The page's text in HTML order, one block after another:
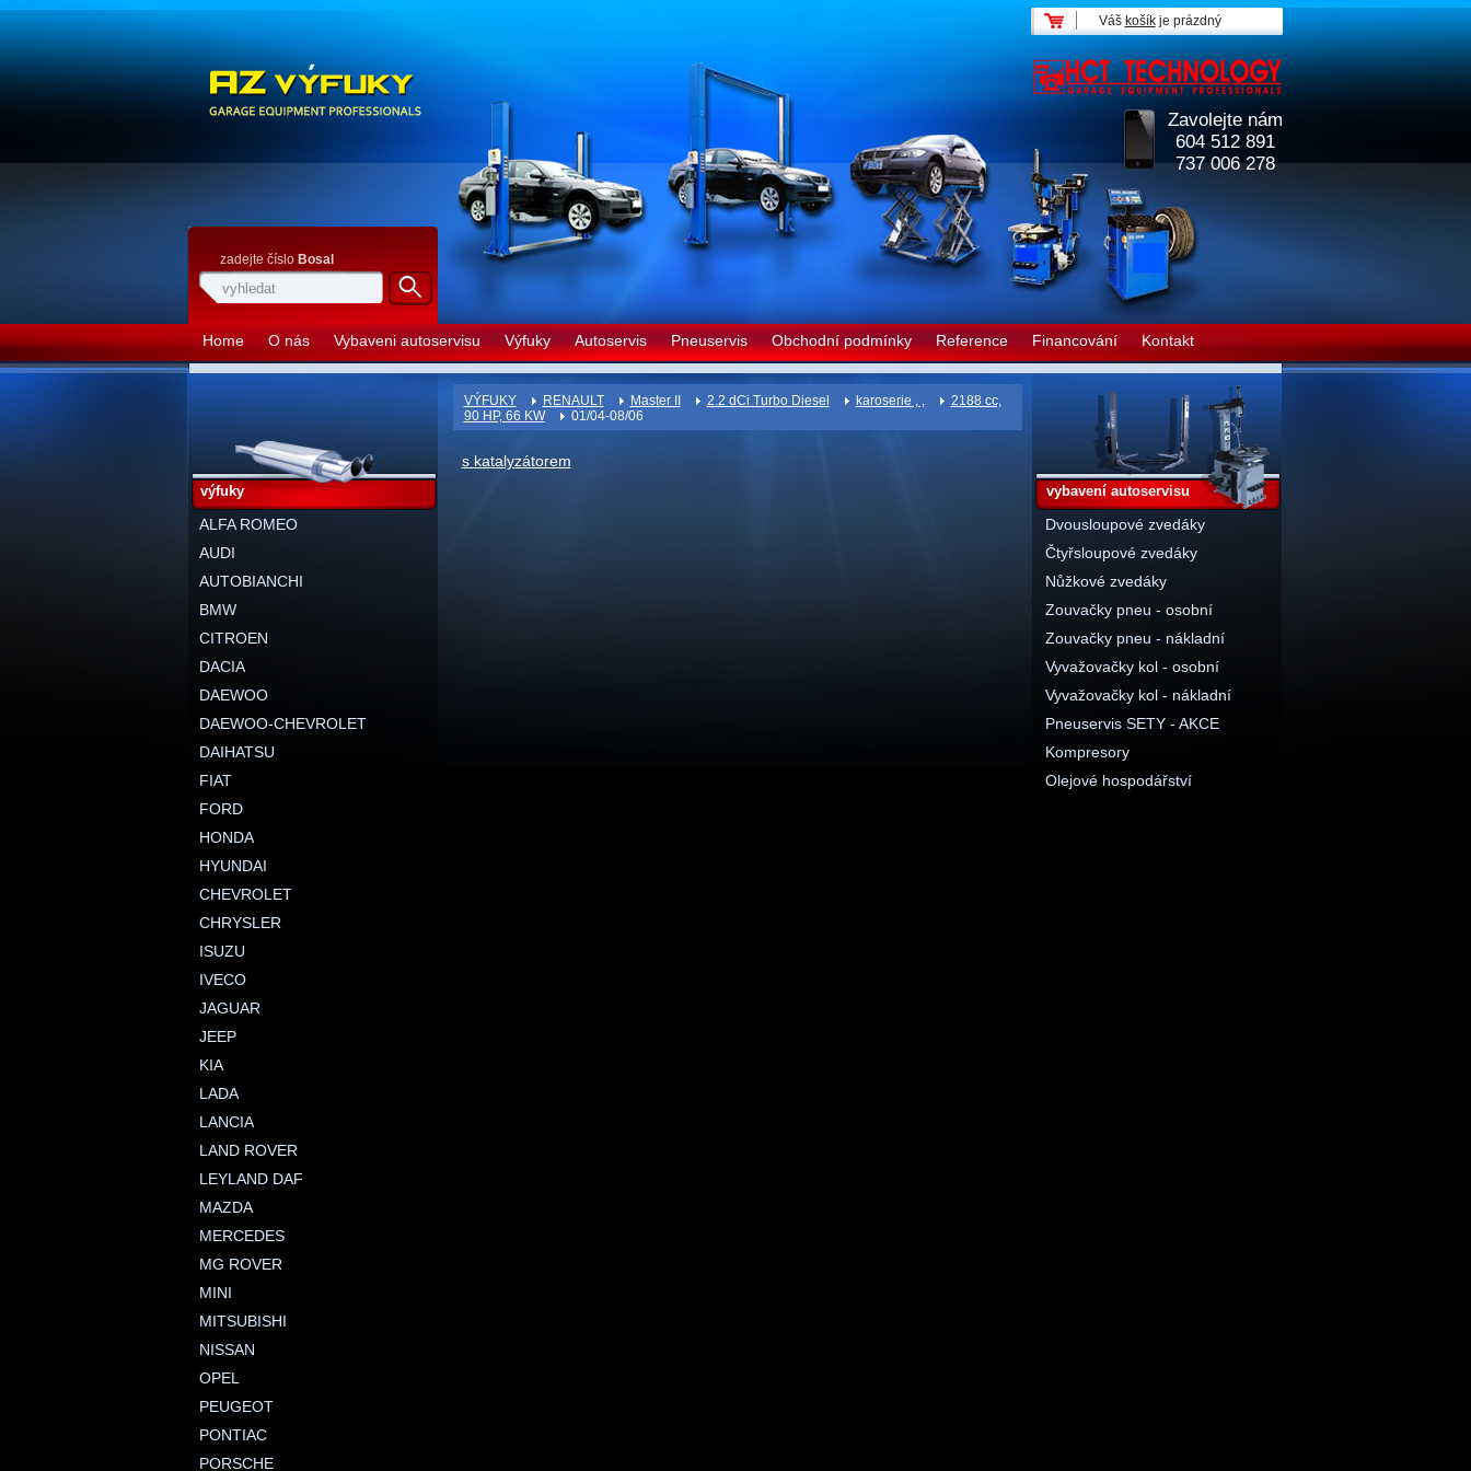
Home O nás Vybaveni autoservisu Výfuky Autoservis Pneuservis Obchodní podmínky Reference Financování Kontakt
Zavolejte nám
604 512 891
737 006 278
zadejte číslo Bosal
Váš košíkje prázdný
VÝFUKY RENAULT Master II 2.2 dCi Turbo Diesel karoserie , ,
2188 cc,
90 HP, 66 KW
01/04-08/06
s katalyzátorem
vybavení autoservisu
Dvousloupové zvedáky
Čtyřsloupové zvedáky
Nůžkové zvedáky
Zouvačky pneu - osobní
Zouvačky pneu - nákladní
Vyvažovačky kol - osobní
Vyvažovačky kol - nákladní
Pneuservis SETY - AKCE
Kompresory
Olejové hospodářství
výfuky
ALFA ROMEO
AUDI
AUTOBIANCHI
BMW
CITROEN
DACIA
DAEWOO
DAEWOO-CHEVROLET
DAIHATSU
FIAT
FORD
HONDA
HYUNDAI
CHEVROLET
CHRYSLER
ISUZU
IVECO
JAGUAR
JEEP
KIA
LADA
LANCIA
LAND ROVER
LEYLAND DAF
MAZDA
MERCEDES
MG ROVER
MINI
MITSUBISHI
NISSAN
OPEL
PEUGEOT
PONTIAC
PORSCHE